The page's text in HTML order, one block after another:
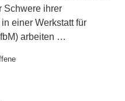
Schwere ihrer
einer Werkstatt für
arbeiten …